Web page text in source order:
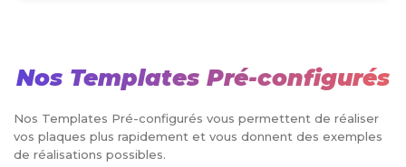
Nos Templates Pré-configurés
Nos Templates Pré-configurés vous permettent de réaliser
vos plaques plus rapidement et vous donnent des exemples
de réalisations possibles.